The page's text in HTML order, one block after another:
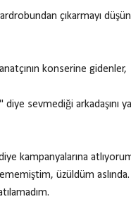
çıkarmayı
konserine gidenler,
sevmediği arkadaşını
kampanyalarına
üzüldüm